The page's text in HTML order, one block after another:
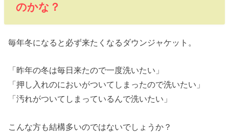
のかな？
毎年冬になると必ず来たくなるダウンジャケット。
「昨年の冬は毎日来たので一度洗いたい」
「押し入れのにおいがついてしまったので洗いたい」
「汚れがついてしまっているんで洗いたい」
こんな方も結構多いのではないでしょうか？